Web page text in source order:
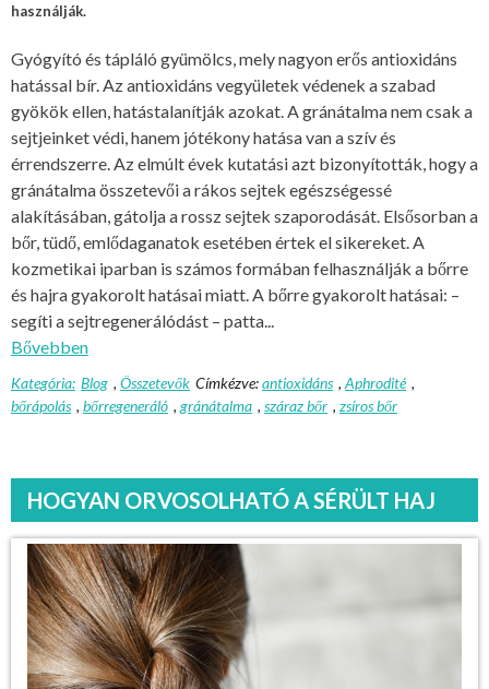
használják.
Gyógyító és tápláló gyümölcs, mely nagyon erős antioxidáns
hatással bír. Az antioxidáns vegyületek védenek a szabad
gyökök ellen, hatástalanítják azokat. A gránátalma nem csak a
sejtjeinket védi, hanem jótékony hatása van a szív és
érrendszerre. Az elmúlt évek kutatási azt bizonyították, hogy a
gránátalma összetevői a rákos sejtek egészségessé
alakításában, gátolja a rossz sejtek szaporodását. Elsősorban a
bőr, tüdő, emlődaganatok esetében értek el sikereket. A
kozmetikai iparban is számos formában felhasználják a bőrre
és hajra gyakorolt hatásai miatt. A bőrre gyakorolt hatásai: –
segíti a sejtregenerálódást – patta...
Bővebben
Kategória: Blog , Összetevők Címkézve:antioxidáns , Aphrodité ,
bőrápolás , bőrregeneráló , gránátalma , száraz bőr , zsíros bőr
HOGYAN ORVOSOLHATÓ A SÉRÜLT HAJ